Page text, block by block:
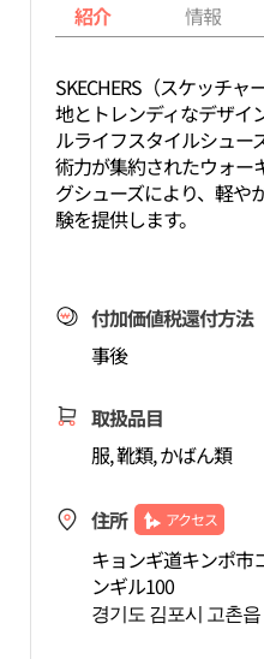
紹介 情報
SKECHERS（スケッチ
地とトレンディなデザイ
ルライフスタイルシュー
術力が集約されたウォー
グシューズにより、軽や
験を提供します。
付加価値税還付方法
事後
取扱品目
服, 靴類, かばん類
住所 アクセス
キョンギ道キンポ市
ンギル100
경기도 김포시 고촌